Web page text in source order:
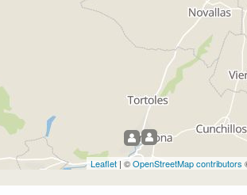
Leaflet | ©OpenStreetMap contributors